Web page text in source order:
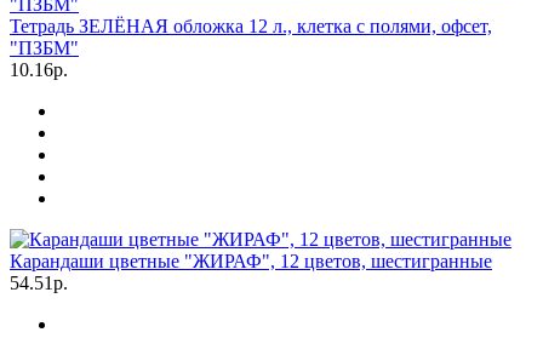
Тетрадь ЗЕЛЁНАЯ обложка 12 л., клетка с полями, офсет,
"ПЗБМ"
10.16р.
Карандаши цветные "ЖИРАФ", 12 цветов, шестигранные
54.51р.